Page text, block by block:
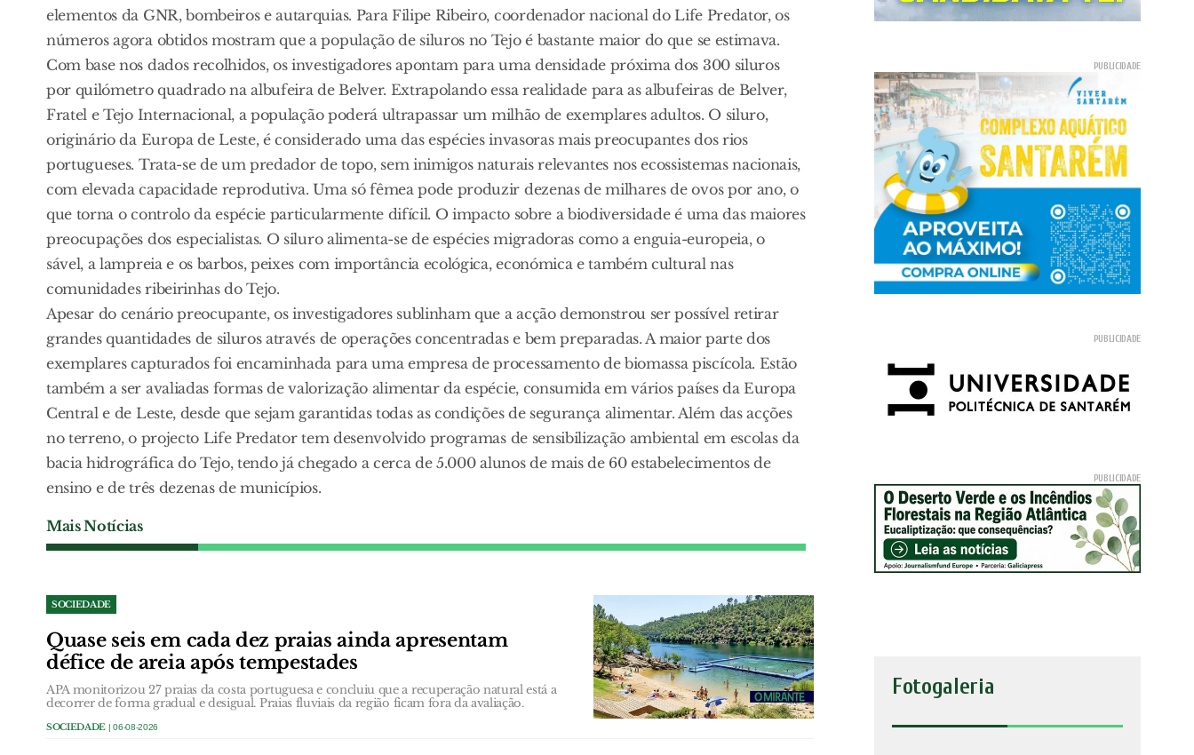
elementos da GNR, bombeiros e autarquias. Para Filipe Ribeiro, coordenador nacional do Life Predator, os
números agora obtidos mostram que a população de siluros no Tejo é bastante maior do que se estimava.
Com base nos dados recolhidos, os investigadores apontam para uma densidade próxima dos 300 siluros
por quilómetro quadrado na albufeira de Belver. Extrapolando essa realidade para as albufeiras de Belver,
Fratel e Tejo Internacional, a população poderá ultrapassar um milhão de exemplares adultos. O siluro,
originário da Europa de Leste, é considerado uma das espécies invasoras mais preocupantes dos rios
portugueses. Trata-se de um predador de topo, sem inimigos naturais relevantes nos ecossistemas nacionais,
com elevada capacidade reprodutiva. Uma só fêmea pode produzir dezenas de milhares de ovos por ano, o
que torna o controlo da espécie particularmente difícil. O impacto sobre a biodiversidade é uma das maiores
preocupações dos especialistas. O siluro alimenta-se de espécies migradoras como a enguia-europeia, o
sável, a lampreia e os barbos, peixes com importância ecológica, económica e também cultural nas
comunidades ribeirinhas do Tejo.
Apesar do cenário preocupante, os investigadores sublinham que a acção demonstrou ser possível retirar
grandes quantidades de siluros através de operações concentradas e bem preparadas. A maior parte dos
exemplares capturados foi encaminhada para uma empresa de processamento de biomassa piscícola. Estão
também a ser avaliadas formas de valorização alimentar da espécie, consumida em vários países da Europa
Central e de Leste, desde que sejam garantidas todas as condições de segurança alimentar. Além das acções
no terreno, o projecto Life Predator tem desenvolvido programas de sensibilização ambiental em escolas da
bacia hidrográfica do Tejo, tendo já chegado a cerca de 5.000 alunos de mais de 60 estabelecimentos de
ensino e de três dezenas de municípios.
Mais Notícias
SOCIEDADE
Quase seis em cada dez praias ainda apresentam
défice de areia após tempestades
APA monitorizou 27 praias da costa portuguesa e concluiu que a recuperação natural está a
decorrer de forma gradual e desigual. Praias fluviais da região ficam fora da avaliação.
SOCIEDADE | 06-08-2026
Fotogaleria